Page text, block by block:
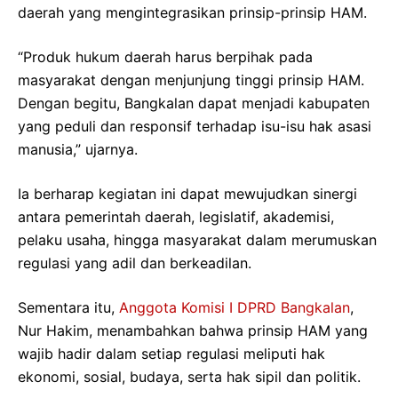
daerah yang mengintegrasikan prinsip-prinsip HAM.
“Produk hukum daerah harus berpihak pada
masyarakat dengan menjunjung tinggi prinsip HAM.
Dengan begitu, Bangkalan dapat menjadi kabupaten
yang peduli dan responsif terhadap isu-isu hak asasi
manusia,” ujarnya.
Ia berharap kegiatan ini dapat mewujudkan sinergi
antara pemerintah daerah, legislatif, akademisi,
pelaku usaha, hingga masyarakat dalam merumuskan
regulasi yang adil dan berkeadilan.
Sementara itu, Anggota Komisi I DPRD Bangkalan,
Nur Hakim, menambahkan bahwa prinsip HAM yang
wajib hadir dalam setiap regulasi meliputi hak
ekonomi, sosial, budaya, serta hak sipil dan politik.